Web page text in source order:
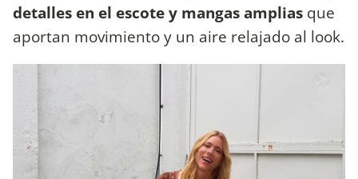
detalles en el escote y mangas amplias que
aportan movimiento y un aire relajado al look.